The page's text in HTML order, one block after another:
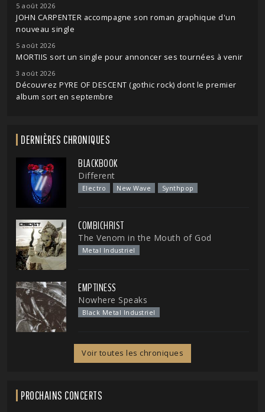
5 août 2026
JOHN CARPENTER accompagne son roman graphique d'un
nouveau single
5 août 2026
MORTIIS sort un single pour annoncer ses tournées à venir
3 août 2026
Découvrez PYRE OF DESCENT (gothic rock) dont le premier
album sort en septembre
DERNIÈRES CHRONIQUES
BLACKBOOK
Different
Electro New Wave Synthpop
COMBICHRIST
The Venom in the Mouth of God
Metal Industriel
EMPTINESS
Nowhere Speaks
Black Metal Industriel
Voir toutes les chroniques
PROCHAINS CONCERTS